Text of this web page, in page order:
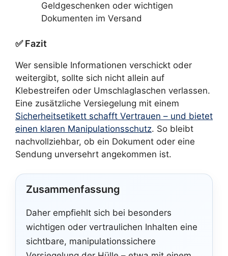
Geldgeschenken oder wichtigen
Dokumenten im Versand
✅ Fazit
Wer sensible Informationen verschickt oder
weitergibt, sollte sich nicht allein auf
Klebestreifen oder Umschlaglaschen verlassen.
Eine zusätzliche Versiegelung mit einem
Sicherheitsetikett schafft Vertrauen – und bietet
einen klaren Manipulationsschutz. So bleibt
nachvollziehbar, ob ein Dokument oder eine
Sendung unversehrt angekommen ist.
Zusammenfassung
Daher empfiehlt sich bei besonders
wichtigen oder vertraulichen Inhalten eine
sichtbare, manipulationssichere